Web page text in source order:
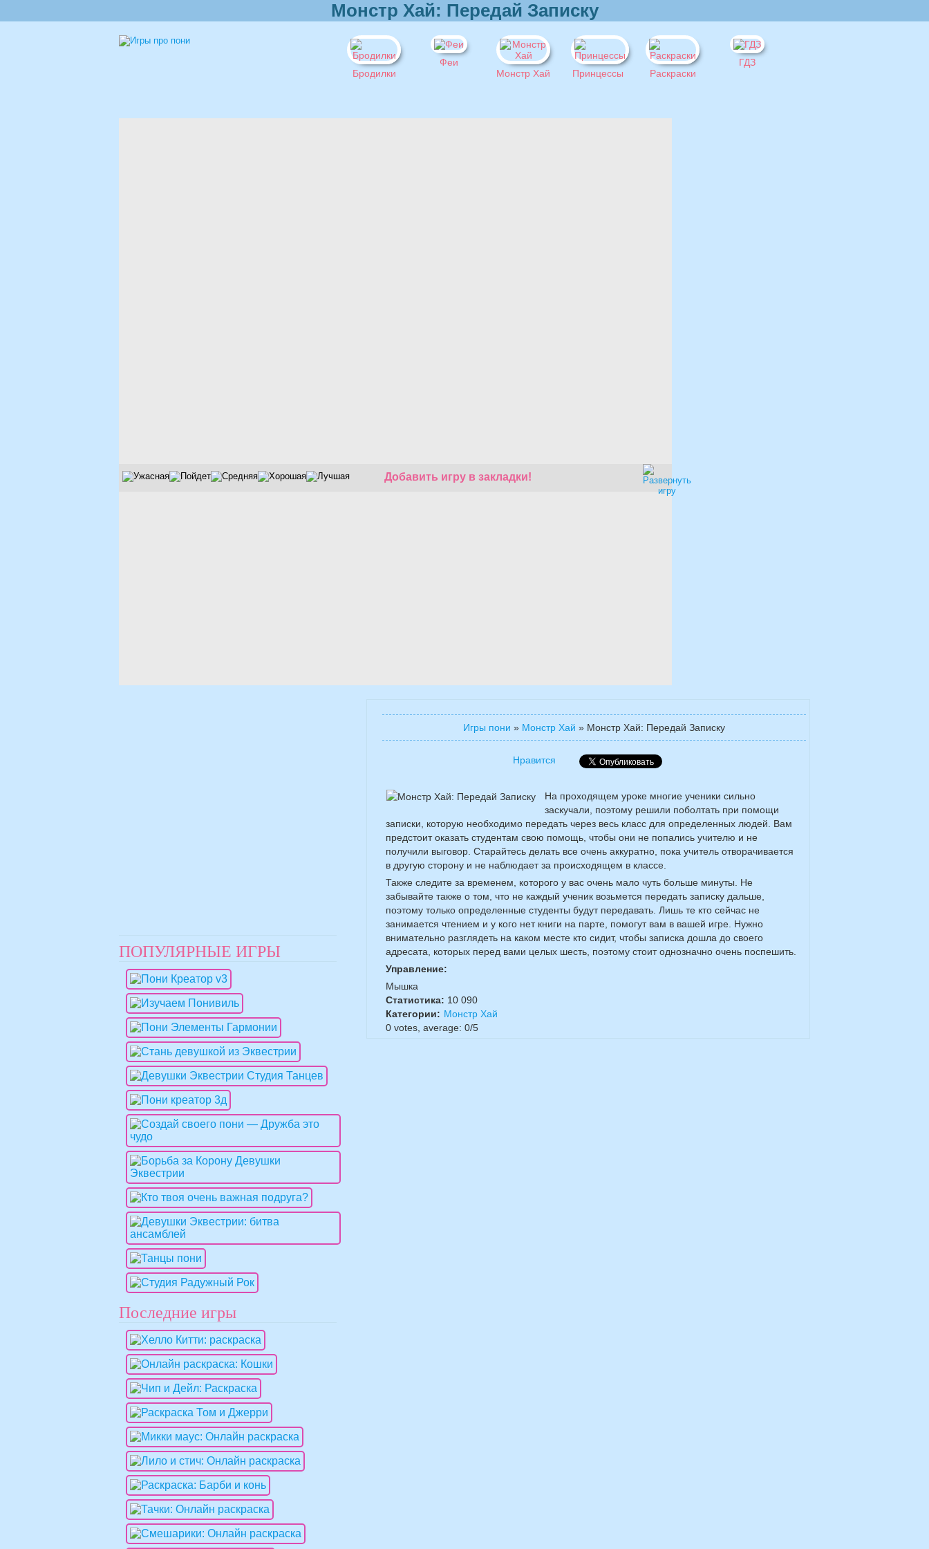
Монстр Хай: Передай Записку
Бродилки
Феи
Монстр Хай
Принцессы Раскраски
ГДЗ
Добавить игру в закладки!
Игры пони » Монстр Хай » Монстр Хай: Передай Записку
Нравится
На проходящем уроке многие ученики сильно
заскучали, поэтому решили поболтать при помощи
записки, которую необходимо передать через весь класс для определенных людей. Вам
предстоит оказать студентам свою помощь, чтобы они не попались учителю и не
получили выговор. Старайтесь делать все очень аккуратно, пока учитель отворачивается
в другую сторону и не наблюдает за происходящем в классе.
Также следите за временем, которого у вас очень мало чуть больше минуты. Не
забывайте также о том, что не каждый ученик возьмется передать записку дальше,
поэтому только определенные студенты будут передавать. Лишь те кто сейчас не
занимается чтением и у кого нет книги на парте, помогут вам в вашей игре. Нужно
внимательно разглядеть на каком месте кто сидит, чтобы записка дошла до своего
адресата, которых перед вами целых шесть, поэтому стоит однозначно очень поспешить.
Управление:
Мышка
Статистика: 10 090
Категории: Монстр Хай
0 votes, average: 0/5
ПОПУЛЯРНЫЕ ИГРЫ
Последние игры